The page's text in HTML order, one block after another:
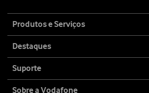
map
Produtos e Serviços
Destaques
Suporte
Sobre a Vodafone